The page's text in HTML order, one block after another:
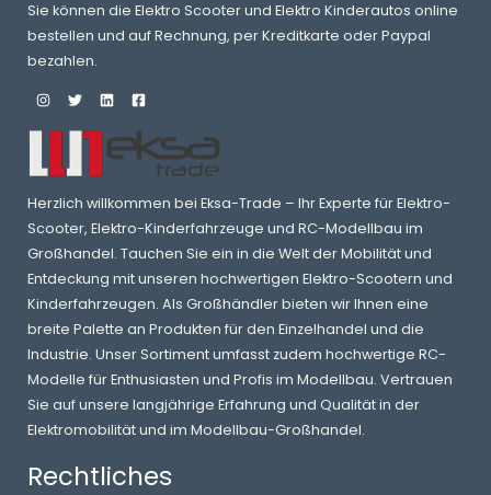
Sie können die Elektro Scooter und Elektro Kinderautos online
bestellen und auf Rechnung, per Kreditkarte oder Paypal
bezahlen.
Herzlich willkommen bei Eksa-Trade – Ihr Experte für Elektro-
Scooter, Elektro-Kinderfahrzeuge und RC-Modellbau im
Großhandel. Tauchen Sie ein in die Welt der Mobilität und
Entdeckung mit unseren hochwertigen Elektro-Scootern und
Kinderfahrzeugen. Als Großhändler bieten wir Ihnen eine
breite Palette an Produkten für den Einzelhandel und die
Industrie. Unser Sortiment umfasst zudem hochwertige RC-
Modelle für Enthusiasten und Profis im Modellbau. Vertrauen
Sie auf unsere langjährige Erfahrung und Qualität in der
Elektromobilität und im Modellbau-Großhandel.
Rechtliches